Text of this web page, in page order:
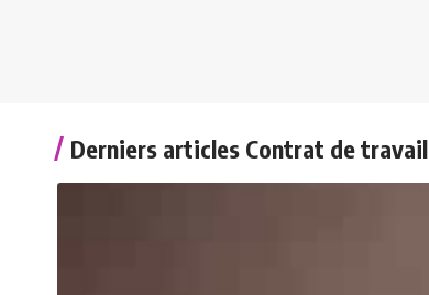
Derniers articles Contrat de travail